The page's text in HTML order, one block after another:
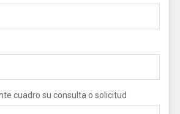
cuadro su consulta o solicitud